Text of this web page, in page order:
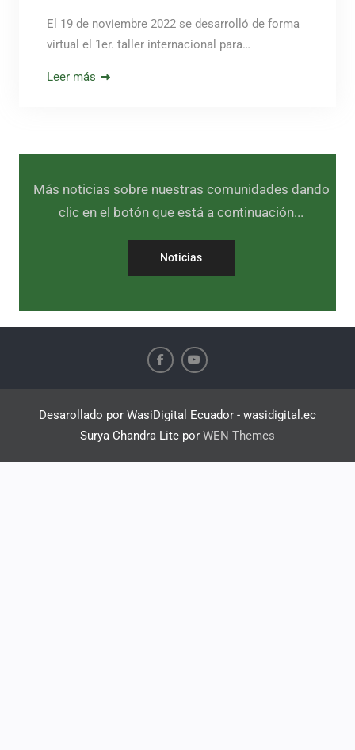
El 19 de noviembre 2022 se desarrolló de forma
virtual el 1er. taller internacional para…
Leer más
Más noticias sobre nuestras comunidades dando
clic en el botón que está a continuación...
Noticias
Desarollado por WasiDigital Ecuador - wasidigital.ec
Surya Chandra Lite por WEN Themes